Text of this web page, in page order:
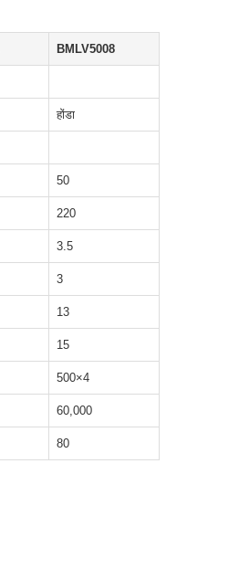
BMLV5008
होंडा
50
220
3.5
3
13
15
500×4
60,000
80